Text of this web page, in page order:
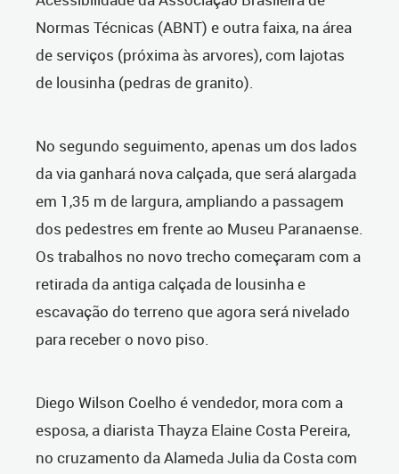
Normas Técnicas (ABNT) e outra faixa, na área
de serviços (próxima às arvores), com lajotas
de lousinha (pedras de granito).
No segundo seguimento, apenas um dos lados
da via ganhará nova calçada, que será alargada
em 1,35 m de largura, ampliando a passagem
dos pedestres em frente ao Museu Paranaense.
Os trabalhos no novo trecho começaram com a
retirada da antiga calçada de lousinha e
escavação do terreno que agora será nivelado
para receber o novo piso.
Diego Wilson Coelho é vendedor, mora com a
esposa, a diarista Thayza Elaine Costa Pereira,
no cruzamento da Alameda Julia da Costa com